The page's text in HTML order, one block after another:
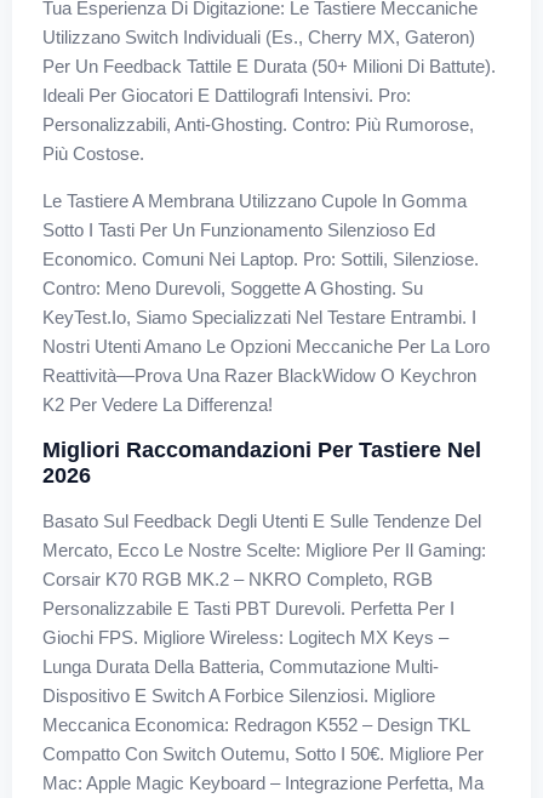
Tua Esperienza Di Digitazione: Le Tastiere Meccaniche
Utilizzano Switch Individuali (es., Cherry MX, Gateron)
Per Un Feedback Tattile E Durata (50+ Milioni Di Battute).
Ideali Per Giocatori E Dattilografi Intensivi. Pro:
Personalizzabili, Anti-Ghosting. Contro: Più Rumorose,
Più Costose.
Le Tastiere A Membrana Utilizzano Cupole In Gomma
Sotto I Tasti Per Un Funzionamento Silenzioso Ed
Economico. Comuni Nei Laptop. Pro: Sottili, Silenziose.
Contro: Meno Durevoli, Soggette A Ghosting. Su
KeyTest.io, Siamo Specializzati Nel Testare Entrambi. I
Nostri Utenti Amano Le Opzioni Meccaniche Per La Loro
Reattività—Prova Una Razer BlackWidow O Keychron
K2 Per Vedere La Differenza!
Migliori Raccomandazioni Per Tastiere Nel
2026
Basato Sul Feedback Degli Utenti E Sulle Tendenze Del
Mercato, Ecco Le Nostre Scelte: Migliore Per Il Gaming:
Corsair K70 RGB MK.2 – NKRO Completo, RGB
Personalizzabile E Tasti PBT Durevoli. Perfetta Per I
Giochi FPS. Migliore Wireless: Logitech MX Keys –
Lunga Durata Della Batteria, Commutazione Multi-
Dispositivo E Switch A Forbice Silenziosi. Migliore
Meccanica Economica: Redragon K552 – Design TKL
Compatto Con Switch Outemu, Sotto I 50€. Migliore Per
Mac: Apple Magic Keyboard – Integrazione Perfetta, Ma